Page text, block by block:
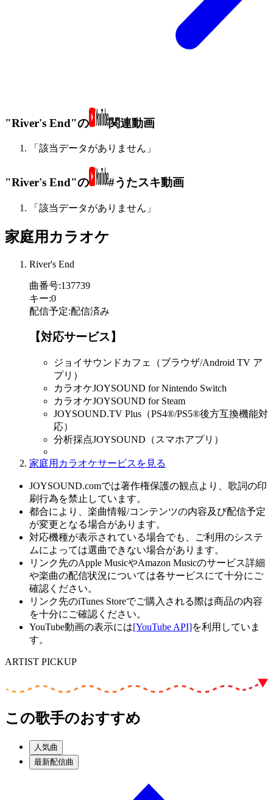
"River's End"の 関連動画
「該当データがありません」
"River's End"の #うたスキ動画
「該当データがありません」
家庭用カラオケ
River's End
曲番号:137739
キー:0
配信予定:配信済み
【対応サービス】
ジョイサウンドカフェ（ブラウザ/Android TV ア
プリ）
カラオケJOYSOUND for Nintendo Switch
カラオケJOYSOUND for Steam
JOYSOUND.TV Plus（PS4®/PS5®後方互換機能対
応）
分析採点JOYSOUND（スマホアプリ）
家庭用カラオケサービスを見る
JOYSOUND.comでは著作権保護の観点より、歌詞の印
刷行為を禁止しています。
都合により、楽曲情報/コンテンツの内容及び配信予定
が変更となる場合があります。
対応機種が表示されている場合でも、ご利用のシステ
ムによっては選曲できない場合があります。
リンク先のApple MusicやAmazon Musicのサービス詳細
や楽曲の配信状況については各サービスにて十分にご
確認ください。
リンク先のiTunes Storeでご購入される際は商品の内容
を十分にご確認ください。
YouTube動画の表示には[YouTube API]を利用していま
す。
ARTIST PICKUP
この歌手のおすすめ
人気曲
最新配信曲